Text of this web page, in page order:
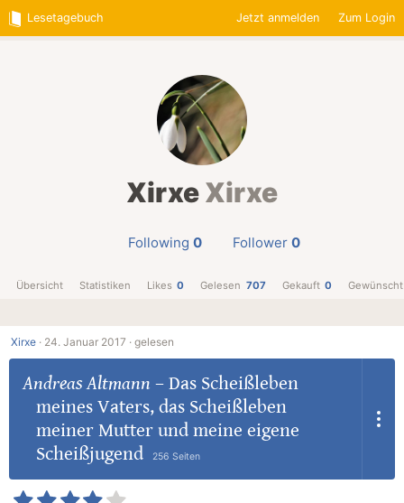
Lesetagebuch Jetzt anmelden Zum Login
XirxeXirxe
Following 0 Follower 0
Übersicht Statistiken Likes 0 Gelesen 707 Gekauft 0 Gewünscht
Xirxe · 24. Januar 2017 · gelesen
Andreas Altmann – Das Scheißleben
meines Vaters, das Scheißleben
meiner Mutter und meine eigene
Scheißjugend
256 Seiten